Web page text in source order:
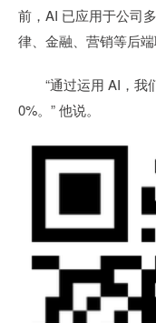
前，AI 已应用于公司
律、金融、营销等后端
“通过运用 AI，我
0%。” 他说。